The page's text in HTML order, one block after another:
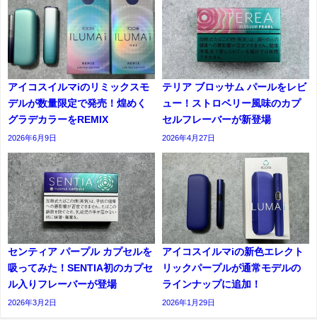
アイコスイルマiのリミックスモ
デルが数量限定で発売！煌めく
グラデカラーをREMIX
2026年6月9日
テリア ブロッサム パールをレビ
ュー！ストロベリー風味のカプ
セルフレーバーが新登場
2026年4月27日
センティア パープル カプセルを
吸ってみた！SENTIA初のカプセ
ル入りフレーバーが登場
2026年3月2日
アイコスイルマiの新色エレクト
リックパープルが通常モデルの
ラインナップに追加！
2026年1月29日